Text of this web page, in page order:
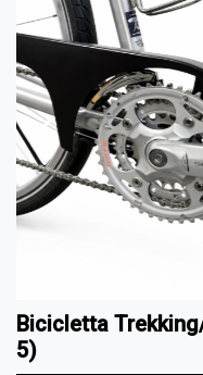
Bicicletta
5)